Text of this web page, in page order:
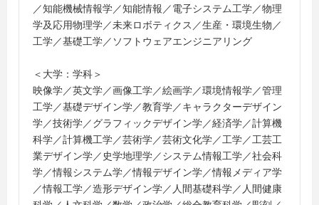
ンカレッジ専門学校、ＯＣＡ大阪デザイン＆テクノロジ
ー専門学校、神戸電子専門学校、中国デザイン専門学
校、東京コミュニケーションアート専門学校、東京デザ
学校、トライデントコンピュータ専門学校、日本工学院
専門学校、日本工学院八王子専門学校、専門学校日本デ
ザイナー学院、日本電子専門学校、ＨＡＬ大阪、ＨＡＬ
東京、ＨＡＬ名古屋、横浜デザイン学院、専門学校北海
道サイバークリエイターズ大学校
＜海外大学院＞
・カーネギーメロン大学大学院
・国立交通大学大学院
／知能機械情報学／知能情報／電子システム工学／物理
学及応用物理学／未来ロボティクス／生産・環境生物／
工学／基礎工学／ソフトウェアエンジニアリング
＜大学：学科＞
映像学／英文学／画像工学／絵画学／環境情報学／管理
工学／基礎デザイン学／教育学／キャラクターデザイン
学／技術学／グラフィックデザイン学／経済学／計算機
科学／計算機工学／芸術学／芸術文化学／工学／工芸工
業デザイン学／史学地理学／システム情報工学／社会科
学／情報システム学／情報デザイン学／情報メディア学
／情報工学／造形デザイン学／人間基礎科学／人間健康